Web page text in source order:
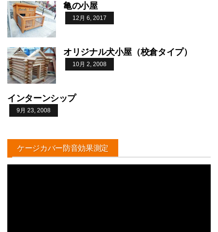
亀の小屋
12月 6, 2017
オリジナル犬小屋（校倉タイプ）
10月 2, 2008
インターンシップ
9月 23, 2008
ケージカバー防音効果測定